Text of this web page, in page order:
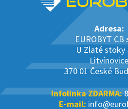
Adresa:
EUROBYT CB
U Zlaté stoky
Litvínovice
370 01 České
Infolinka ZDARMA:
E-mail: